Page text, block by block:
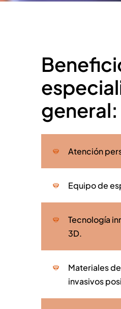
general:
Atención
Equipo de
Tecnología
3D.
Materiales
invasivos